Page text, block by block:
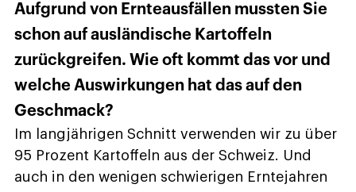
Aufgrund von Ernteausfällen mussten Sie
schon auf ausländische Kartoffeln
zurückgreifen. Wie oft kommt das vor und
welche Auswirkungen hat das auf den
Geschmack?
Im langjährigen Schnitt verwenden wir zu über
95 Prozent Kartoffeln aus der Schweiz. Und
auch in den wenigen schwierigen Erntejahren